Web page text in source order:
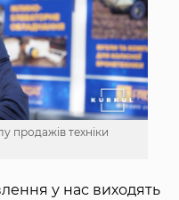
продажів техніки
у нас виходять